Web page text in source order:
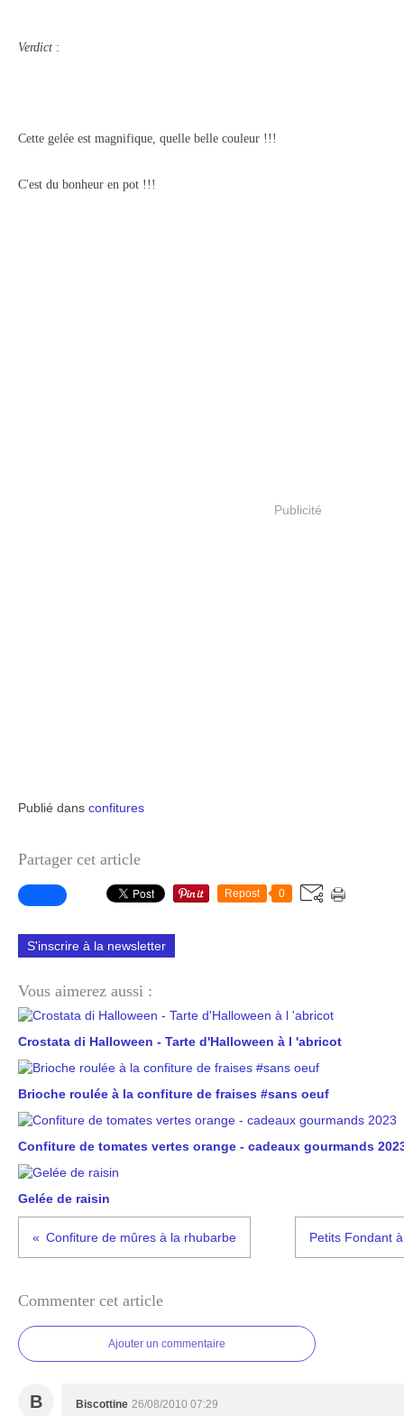
Verdict :
Cette gelée est magnifique, quelle belle couleur !!!
C'est du bonheur en pot !!!
Publicité
Publié dans confitures
Partager cet article
Repost 0
S'inscrire à la newsletter
Vous aimerez aussi :
Crostata di Halloween - Tarte d'Halloween à l 'abricot
Brioche roulée à la confiture de fraises #sans oeuf
Confiture de tomates vertes orange - cadeaux gourmands
Gelée de raisin
Confiture de mûres à la rhubarbe Petits Fondant
Commenter cet article
Ajouter un commentaire
B Biscottine 26/08/2010 07:29